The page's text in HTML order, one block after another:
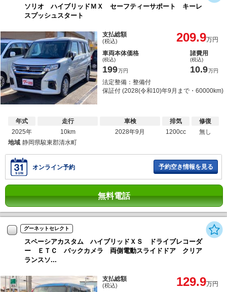
ソリオ ハイブリッドＭＸ セーフティーサポート キーレ
スプッシュスタート
支払総額
(税込) 209.9万円
車両本体価格
(税込)
199万円
諸費用
(税込)
10.9万円
法定整備：整備付
保証付 (2028(令和10)年9月まで・60000km)
年式
2025年
走行
10km
車検
2028年9月
排気
1200cc
修復
無し
地域 静岡県駿東郡清水町
オンライン予約 予約空き情報を見る
無料電話
グーネットセレクト
スペーシアカスタム ハイブリッドＸＳ ドライブレコーダ
ー ＥＴＣ バックカメラ 両側電動スライドドア クリア
ランスソ...
支払総額
(税込) 129.9万円